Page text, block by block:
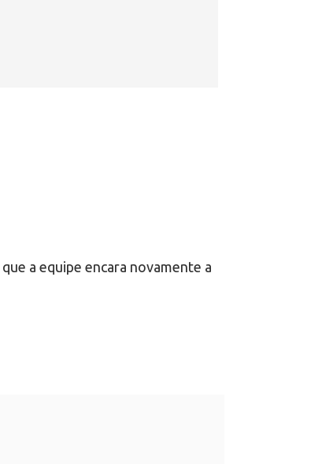
que a equipe encara novamente a